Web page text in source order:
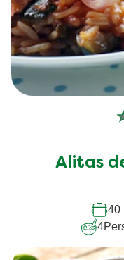
Alitas
40
4